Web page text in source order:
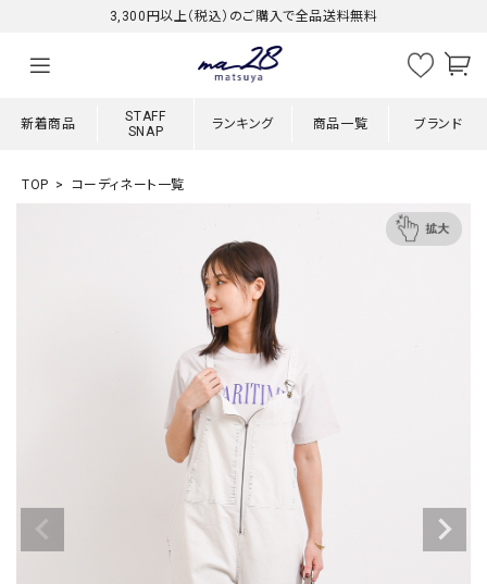
3,300円以上（税込）のご購入で全品送料無料
新着商品
STAFF
SNAP
ランキング 商品一覧 ブランド
TOP コーディネート一覧